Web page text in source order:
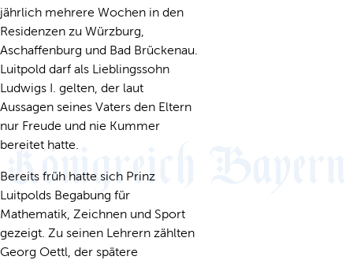
jährlich mehrere Wochen in den
Residenzen zu Würzburg,
Aschaffenburg und Bad Brückenau.
Luitpold darf als Lieblingssohn
Ludwigs I. gelten, der laut
Aussagen seines Vaters den Eltern
nur Freude und nie Kummer
bereitet hatte.
Bereits früh hatte sich Prinz
Luitpolds Begabung für
Mathematik, Zeichnen und Sport
gezeigt. Zu seinen Lehrern zählten
Georg Oettl, der spätere